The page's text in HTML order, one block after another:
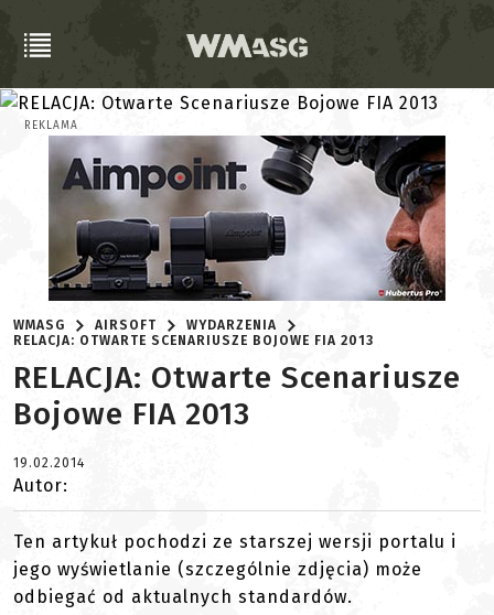
REKLAMA
WMASG AIRSOFT
WYDARZENIA
RELACJA: OTWARTE SCENARIUSZE BOJOWE FIA 2013
RELACJA: Otwarte Scenariusze
Bojowe FIA 2013
19.02.2014
Autor:
Ten artykuł pochodzi ze starszej wersji portalu i
jego wyświetlanie (szczególnie zdjęcia) może
odbiegać od aktualnych standardów.